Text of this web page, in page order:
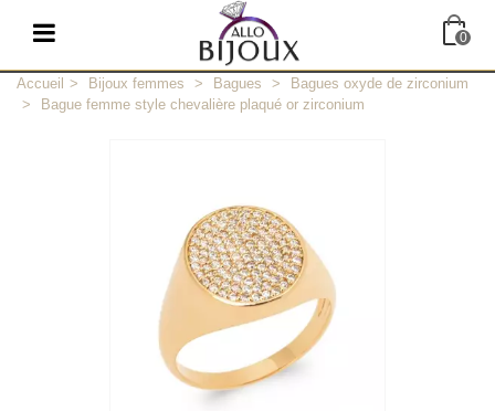
0
Accueil > Bijoux femmes > Bagues >
Bagues oxyde de zirconium
>
Bague femme style chevalière plaqué or zirconium